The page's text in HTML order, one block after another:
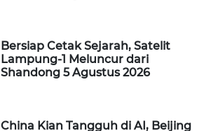
Bersiap Cetak Sejarah, Satelit
Lampung-1 Meluncur dari
Shandong 5 Agustus 2026
China Kian Tangguh di AI, Beijing